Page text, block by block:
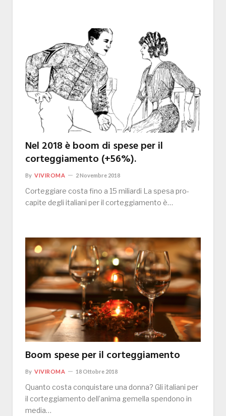
Nel 2018 è boom di spese per il
corteggiamento (+56%).
By VIVIROMA 2 Novembre 2018
Corteggiare costa fino a 15 miliardi La spesa pro-
capite degli italiani per il corteggiamento è…
Boom spese per il corteggiamento
By VIVIROMA 18 Ottobre 2018
Quanto costa conquistare una donna? Gli italiani per
il corteggiamento dell’anima gemella spendono in
media…